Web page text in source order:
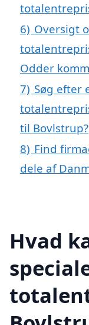
6) Oversigt
Odder
7) Søg efter
til Bovlstrup?
8) Find
dele af
Hvad